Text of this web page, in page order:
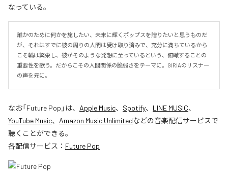
なっている。
誰かのために何かを施したい、未来に輝くポップスを贈りたいと思うものだ
が、それはすでに彼の周りの人間は受け取り済みで、充分に満ちているから
こそ輪は繁栄し、彼がそのような発想に至っているという、俯瞰することの
重要性を歌う。だからこその人間関係の脆弱さをテーマに。GIRIAのリスナー
の声を元に。
なお「Future Pop 」は、 Apple Music、 Spotify、 LINE MUSIC、
YouTube Music、 Amazon Music Unlimitedなどの音楽配信サービスで
聴くことができる。
各配信サービス： Future Pop